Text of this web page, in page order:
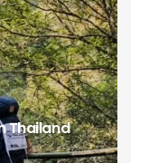
Thailand